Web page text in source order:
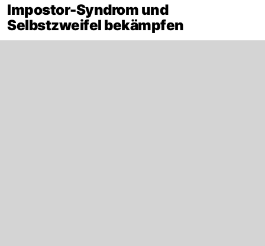
Impostor-Syndrom und
Selbstzweifel bekämpfen